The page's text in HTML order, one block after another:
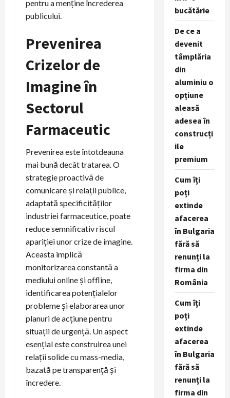
pentru a menține încrederea
publicului.
Prevenirea
Crizelor de
Imagine în
Sectorul
Farmaceutic
Prevenirea este întotdeauna
mai bună decât tratarea. O
strategie proactivă de
comunicare și relații publice,
adaptată specificităților
industriei farmaceutice, poate
reduce semnificativ riscul
apariției unor crize de imagine.
Aceasta implică
monitorizarea constantă a
mediului online și offline,
identificarea potențialelor
probleme și elaborarea unor
planuri de acțiune pentru
situații de urgență. Un aspect
esențial este construirea unei
relații solide cu mass-media,
bazată pe transparență și
încredere.
bucătărie
De ce a
devenit
tâmplăria
din
aluminiu o
opțiune
aleasă
adesea în
construcți
ile
premium
Cum îți
poți
extinde
afacerea
în Bulgaria
fără să
renunți la
firma din
România
Cum îți
poți
extinde
afacerea
în Bulgaria
fără să
renunți la
firma din